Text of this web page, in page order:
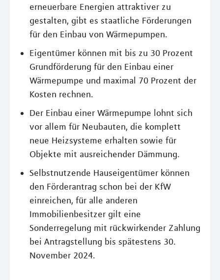
erneuerbare Energien attraktiver zu
gestalten, gibt es staatliche Förderungen
für den Einbau von Wärmepumpen.
Eigentümer können mit bis zu 30 Prozent
Grundförderung für den Einbau einer
Wärmepumpe und maximal 70 Prozent der
Kosten rechnen.
Der Einbau einer Wärmepumpe lohnt sich
vor allem für Neubauten, die komplett
neue Heizsysteme erhalten sowie für
Objekte mit ausreichender Dämmung.
Selbstnutzende Hauseigentümer können
den Förderantrag schon bei der KfW
einreichen, für alle anderen
Immobilienbesitzer gilt eine
Sonderregelung mit rückwirkender Zahlung
bei Antragstellung bis spätestens 30.
November 2024.